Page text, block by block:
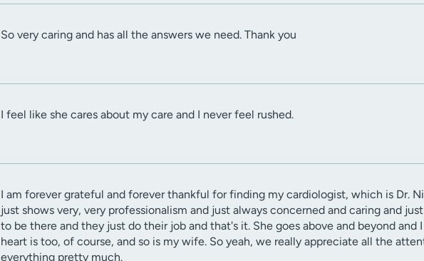
So very caring and has all the answers we need. Thank you
I feel like she cares about my care and I never feel rushed.
I am forever grateful and forever thankful for finding my cardiologist, which is Dr.
just shows very, very professionalism and just always concerned and caring and
to be there and they just do their job and that's it. She goes above and beyond
heart is too, of course, and so is my wife. So yeah, we really appreciate all the
everything pretty much.